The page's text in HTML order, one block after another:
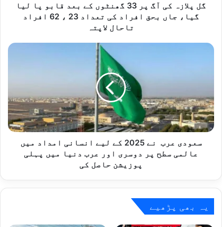
3
ٹ
و
ں
ک
ق
و
گل پلازہ کی آگ پر 33 گھنٹوں کے بعد قابو پا لیا
گیا، جاں بحق افراد کی تعداد 23 ، 62 افراد
تاحال لاپتہ
س
ع
ر
ب
ے
ل
سعودی عرب نے 2025 کے لیے انسانی امداد میں
عالمی سطح پر دوسری اور عرب دنیا میں پہلی
پوزیشن حاصل کی
یہ بھی پڑھیے